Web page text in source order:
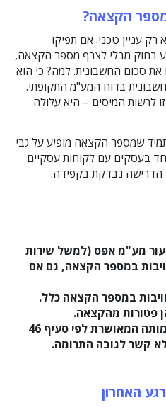
הקצאה?
עניין טכני. אם תפיקו
בחוק מבלי לצרף מספר הקצאה,
סכום החשבונית. למה? כי הוא
בדוח המע"מ התקופתי.
לרשות המיסים – היא עלולה
תמיד שמספר הקצאה מופיע על גבי
בעסקים עם לקוחות עסקיים
הדרישה נבדקת בקפידה.
מע"מ אפס (למשל שירות
במספר הקצאה, גם אם
במספר הקצאה כלל.
פטורות מהקצאה.
עמותות – כל תרומה לעמותה המאושרת לפי סעיף 46
קשר לגובה התרומה.
האחרון